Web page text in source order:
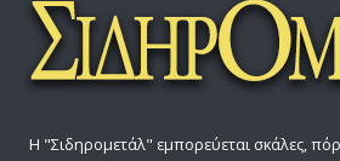
Η "Σιδηρομετάλ" εμπορεύεται σκάλες,